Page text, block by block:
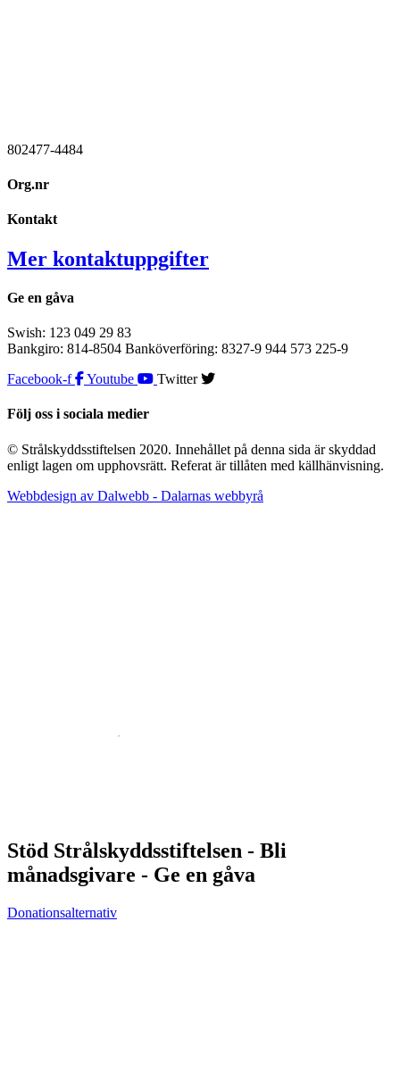
802477-4484
Org.nr
Kontakt
Mer kontaktuppgifter
Ge en gåva
Swish: 123 049 29 83
Bankgiro: 814-8504 Banköverföring: 8327-9 944 573 225-9
Facebook-f
Youtube Twitter
Följ oss i sociala medier
© Strålskyddsstiftelsen 2020. Innehållet på denna sida är skyddad
enligt lagen om upphovsrätt. Referat är tillåten med källhänvisning.
Webbdesign av Dalwebb - Dalarnas webbyrå
Stöd Strålskyddsstiftelsen - Bli
månadsgivare - Ge en gåva
Donationsalternativ